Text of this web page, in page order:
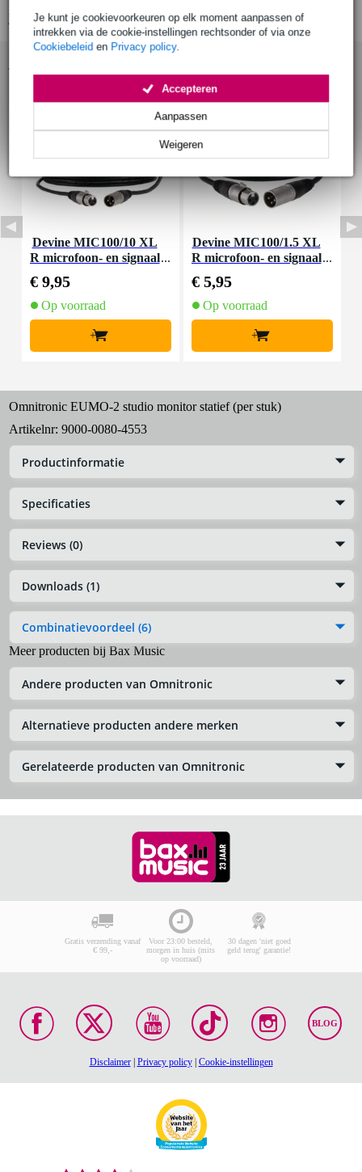
Je kunt je cookievoorkeuren op elk moment aanpassen of
intrekken via de cookie-instellingen rechtsonder of via onze
Cookiebeleid en Privacy policy.
Weigeren
Aanpassen
Accepteren
Bekijk alle productspecificaties
Devine MIC100/10 XL
R microfoon- en signaal
€ 9,95
Op voorraad
+
Devine MIC100/1.5 XL
R microfoon- en signaal
€ 5,95
Op voorraad
+
Omnitronic EUMO-2 studio monitor statief (per stuk)
Artikelnr: 9000-0080-4553
Productinformatie
Specificaties
Reviews (0)
Downloads (1)
Combinatievoordeel (6)
Meer producten bij Bax Music
Andere producten van Omnitronic
Alternatieve producten andere merken
Gerelateerde producten van Omnitronic
Gratis verzending vanaf
€ 99,-
Voor 23:00 besteld,
morgen in huis (mits
op voorraad)
30 dagen 'niet goed
geld terug' garantie!
BLOG
Disclaimer| Privacy policy| Cookie-instellingen